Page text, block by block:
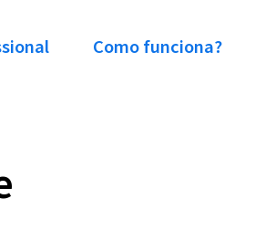
Como funciona?